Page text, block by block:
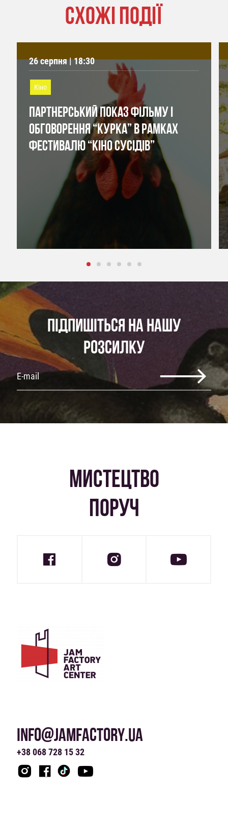
СХОЖІ ПОДІЇ
26 серпня | 18:30
Кіно
ПАРТНЕРСЬКИЙ ПОКАЗ ФІЛЬМУ І
ОБГОВОРЕННЯ “КУРКА” В РАМКАХ
ФЕСТИВАЛЮ “КІНО СУСІДІВ”
ПІДПИШІТЬСЯ НА НАШУ
РОЗСИЛКУ
МИСТЕЦТВО
ПОРУЧ
INFO@JAMFACTORY.UA
+38 068 728 15 32